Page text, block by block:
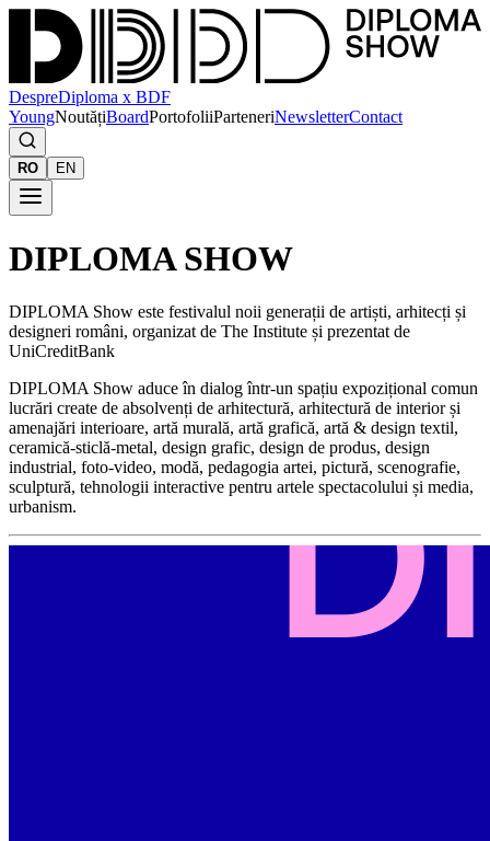
DespreDiploma x BDF
YoungNoutățiBoardPortofoliiParteneriNewsletterContact
RO EN
DIPLOMA SHOW
DIPLOMA Show este festivalul noii generații de artiști, arhitecți și
designeri români, organizat de The Institute și prezentat de
UniCreditBank
DIPLOMA Show aduce în dialog într-un spațiu expozițional comun
lucrări create de absolvenți de arhitectură, arhitectură de interior și
amenajări interioare, artă murală, artă grafică, artă & design textil,
ceramică-sticlă-metal, design grafic, design de produs, design
industrial, foto-video, modă, pedagogia artei, pictură, scenografie,
sculptură, tehnologii interactive pentru artele spectacolului și media,
urbanism.